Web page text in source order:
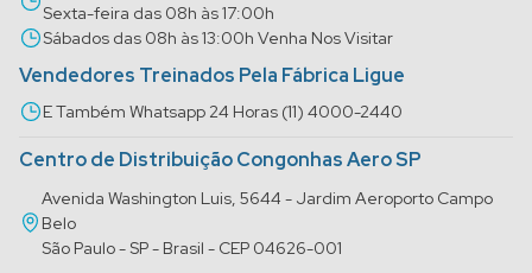
Sexta-feira das 08h às 17:00h
Sábados das 08h às 13:00h Venha Nos Visitar
Vendedores Treinados Pela Fábrica Ligue
E Também Whatsapp 24 Horas (11) 4000-2440
Centro de Distribuição Congonhas Aero SP
Avenida Washington Luis, 5644 - Jardim Aeroporto Campo
Belo
São Paulo - SP - Brasil - CEP 04626-001